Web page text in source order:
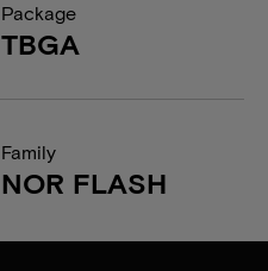
Package
TBGA
Family
NOR FLASH